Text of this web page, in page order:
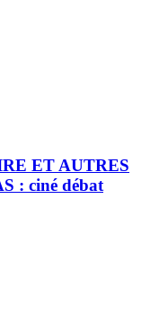
ET AUTRES
: ciné débat